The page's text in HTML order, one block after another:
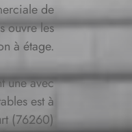
de
ouvre les
à étage.
une avec
est à
(76260)